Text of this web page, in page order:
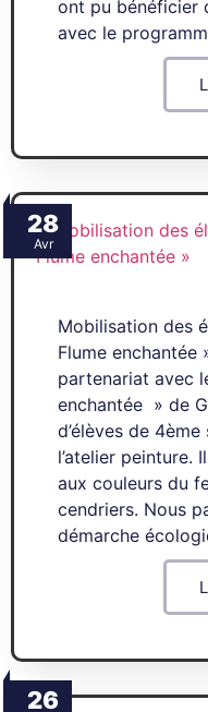
ont pu bénéficier
avec le
28
Avr
Mobilisation des
Flume enchantée
partenariat avec
enchantée » de
d’élèves de
l’atelier peinture.
aux couleurs du
cendriers. Nous
démarche
26